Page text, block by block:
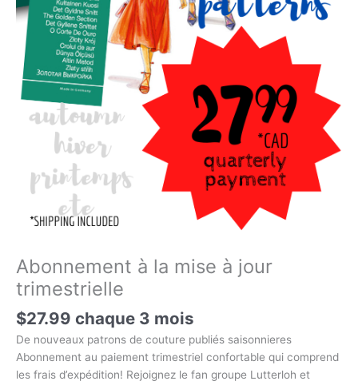
Abonnement à la mise à jour
trimestrielle
$27.99 chaque 3 mois
De nouveaux patrons de couture publiés saisonnieres
Abonnement au paiement trimestriel confortable qui comprend
les frais d’expédition! Rejoignez le fan groupe Lutterloh et